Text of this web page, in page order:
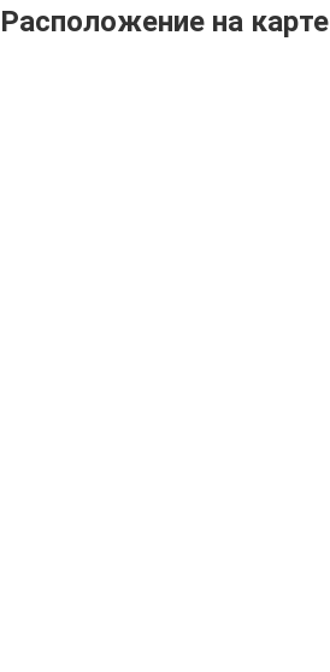
Расположение на карте